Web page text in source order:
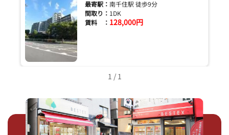
最寄駅： 南千住駅 徒歩9分
間取り： 1DK
賃料 ： 128,000円
1 / 1